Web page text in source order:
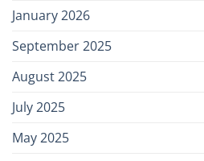
January 2026
September 2025
August 2025
July 2025
May 2025